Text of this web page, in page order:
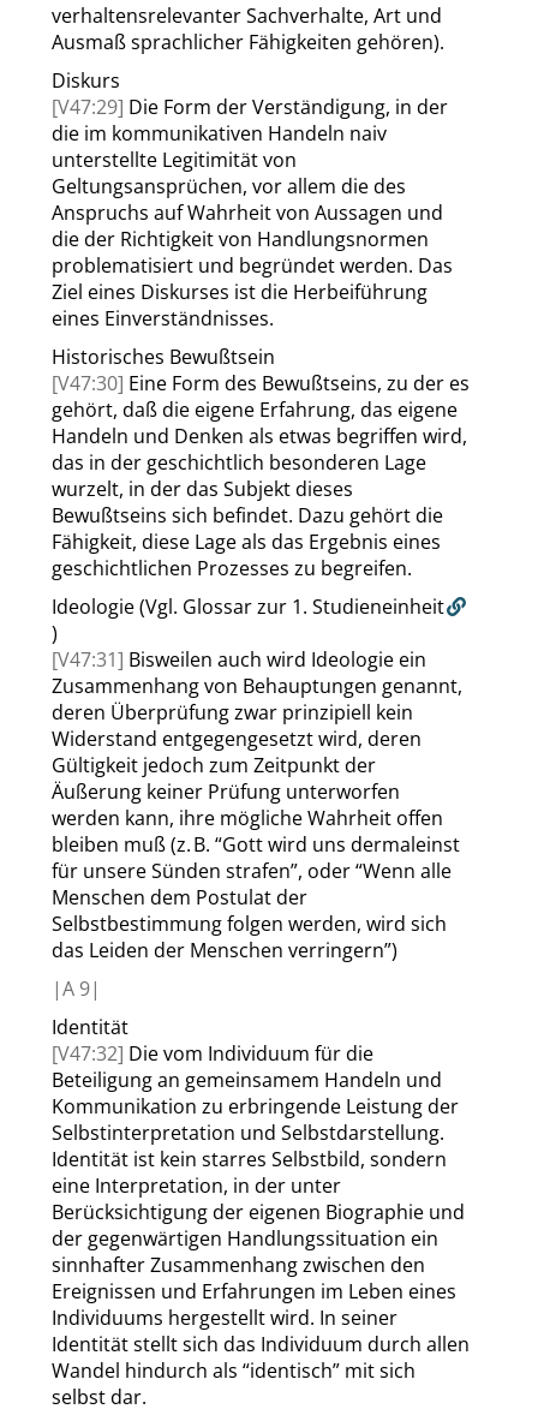
verhaltensrelevanter Sachverhalte, Art und
Ausmaß sprachlicher Fähigkeiten gehören).
Diskurs
[V47:29] Die Form der Verständigung, in der
die im kommunikativen Handeln naiv
unterstellte Legitimität von
Geltungsansprüchen, vor allem die des
Anspruchs auf Wahrheit von Aussagen und
die der Richtigkeit von Handlungsnormen
problematisiert und begründet werden. Das
Ziel eines Diskurses ist die Herbeiführung
eines Einverständnisses.
Historisches Bewußtsein
[V47:30] Eine Form des Bewußtseins, zu der es
gehört, daß die eigene Erfahrung, das eigene
Handeln und Denken als etwas begriffen wird,
das in der geschichtlich besonderen Lage
wurzelt, in der das Subjekt dieses
Bewußtseins sich befindet. Dazu gehört die
Fähigkeit, diese Lage als das Ergebnis eines
geschichtlichen Prozesses zu begreifen.
Ideologie (Vgl. Glossar zur 1. Studieneinheit
)
[V47:31] Bisweilen auch wird Ideologie ein
Zusammenhang von Behauptungen genannt,
deren Überprüfung zwar prinzipiell kein
Widerstand entgegengesetzt wird, deren
Gültigkeit jedoch zum Zeitpunkt der
Äußerung keiner Prüfung unterworfen
werden kann, ihre mögliche Wahrheit offen
bleiben muß (z. B. “Gott wird uns dermaleinst
für unsere Sünden strafen”, oder“Wenn alle
Menschen dem Postulat der
Selbstbestimmung folgen werden, wird sich
das Leiden der Menschen verringern”)
|A 9|
Identität
[V47:32] Die vom Individuum für die
Beteiligung an gemeinsamem Handeln und
Kommunikation zu erbringende Leistung der
Selbstinterpretation und Selbstdarstellung.
Identität ist kein starres Selbstbild, sondern
eine Interpretation, in der unter
Berücksichtigung der eigenen Biographie und
der gegenwärtigen Handlungssituation ein
sinnhafter Zusammenhang zwischen den
Ereignissen und Erfahrungen im Leben eines
Individuums hergestellt wird. In seiner
Identität stellt sich das Individuum durch allen
Wandel hindurch als “identisch” mit sich
selbst dar.